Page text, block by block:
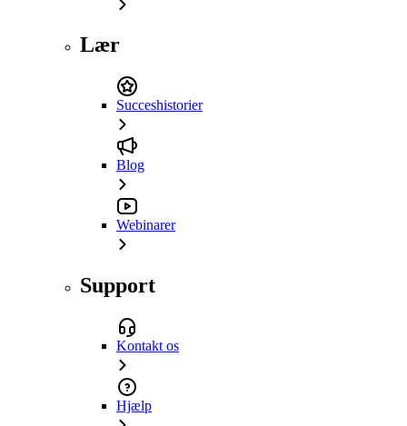
Lær
Succeshistorier
Blog
Webinarer
Support
Kontakt os
Hjælp